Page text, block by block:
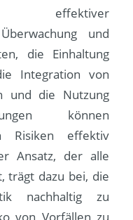
effektiver
und
die Einhaltung
Integration von
und die Nutzung
können
Risiken effektiv
Ansatz, der alle
trägt dazu bei, die
nachhaltig zu